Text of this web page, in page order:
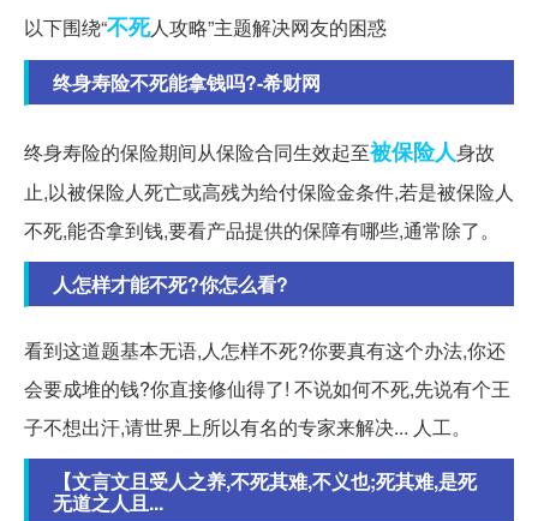
以下围绕“不死人攻略”主题解决网友的困惑
终身寿险不死能拿钱吗?-希财网
终身寿险的保险期间从保险合同生效起至被保险人身故
止,以被保险人死亡或高残为给付保险金条件,若是被保险人
不死,能否拿到钱,要看产品提供的保障有哪些,通常除了。
人怎样才能不死?你怎么看?
看到这道题基本无语,人怎样不死?你要真有这个办法,你还
会要成堆的钱?你直接修仙得了! 不说如何不死,先说有个王
子不想出汗,请世界上所以有名的专家来解决... 人工。
【文言文且受人之养,不死其难,不义也;死其难,是死
无道之人且...